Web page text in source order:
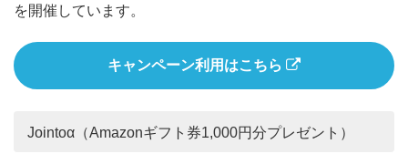
を開催しています。
キャンペーン利用はこちら
Jointoα（Amazonギフト券1,000円分プレゼント）